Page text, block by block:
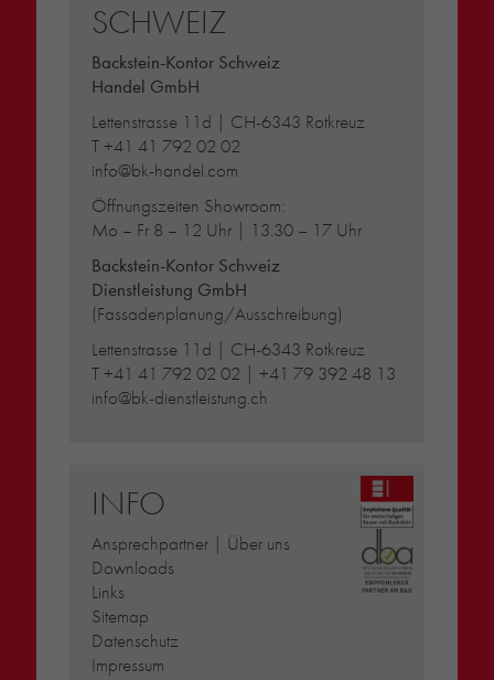
SCHWEIZ
Backstein-Kontor Schweiz
Handel GmbH
Lettenstrasse 11d | CH-6343 Rotkreuz
T+41 41 792 02 02
info@bk-handel.com
Öffnungszeiten Showroom:
Mo – Fr 8 – 12 Uhr | 13.30 – 17 Uhr
Backstein-Kontor Schweiz
Dienstleistung GmbH
(Fassadenplanung/Ausschreibung)
Lettenstrasse 11d | CH-6343 Rotkreuz
T+41 41 792 02 02 |+41 79 392 48 13
info@bk-dienstleistung.ch
INFO
Ansprechpartner | Über uns
Downloads
Links
Sitemap
Datenschutz
Impressum